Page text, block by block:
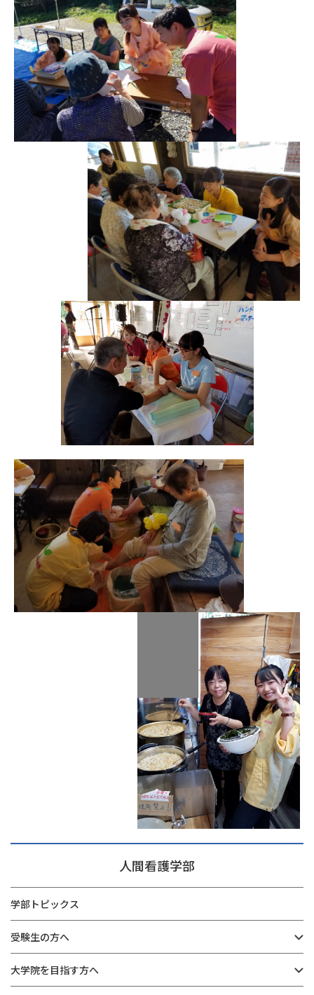
人間看護学部
学部トピックス
受験生の方へ
大学院を目指す方へ